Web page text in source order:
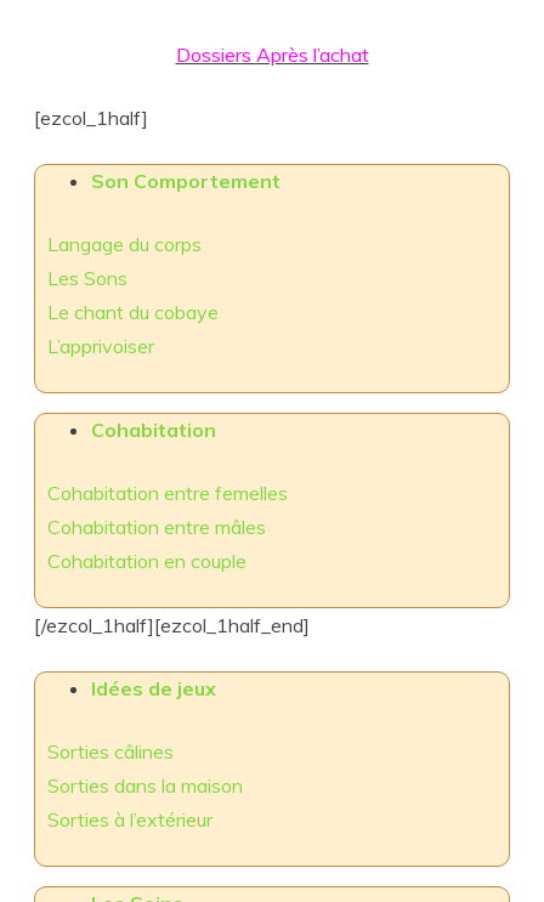
Dossiers Après l’achat
[ezcol_1half]
Son Comportement
Langage du corps
Les Sons
Le chant du cobaye
L’apprivoiser
Cohabitation
Cohabitation entre femelles
Cohabitation entre mâles
Cohabitation en couple
[/ezcol_1half][ezcol_1half_end]
Idées de jeux
Sorties câlines
Sorties dans la maison
Sorties à l’extérieur